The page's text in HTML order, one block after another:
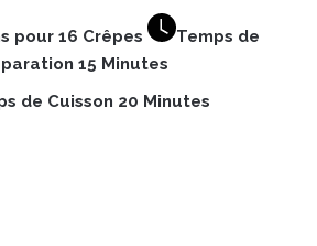
pour 16 Crêpes
Temps de
15 Minutes
de Cuisson 20 Minutes